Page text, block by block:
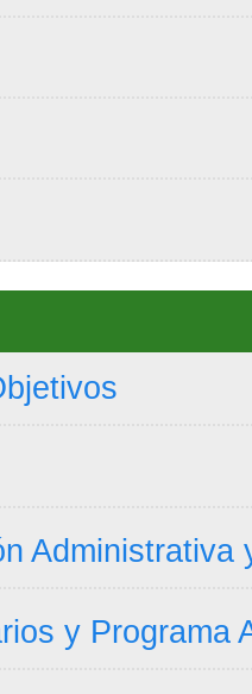
Administrativa
y Programa